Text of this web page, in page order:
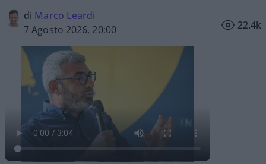
di Marco Leardi
7 Agosto 2026, 20:00
22.4k